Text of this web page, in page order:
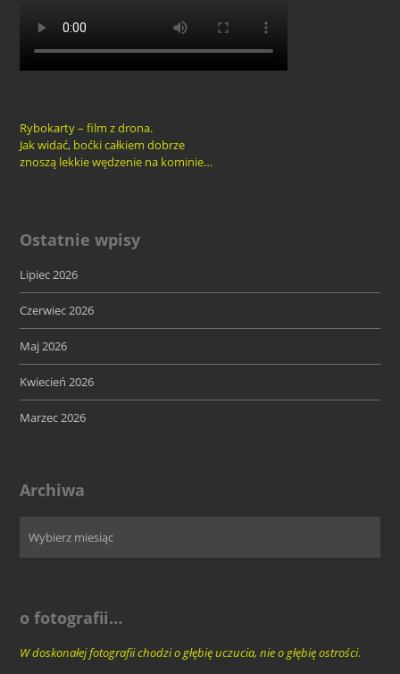
Rybokarty – film z drona.
Jak widać, boćki całkiem dobrze
znoszą lekkie wędzenie na kominie…
Ostatnie wpisy
Lipiec 2026
Czerwiec 2026
Maj 2026
Kwiecień 2026
Marzec 2026
Archiwa
o fotografii…
W doskonałej fotografii chodzi o głębię uczucia, nie o głębię ostrości.